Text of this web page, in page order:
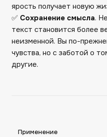
ярость получает новую
✅ Сохранение смысла.
текст становится более
неизменной. Вы по-
чувства, но с заботой о
другие.
Применение